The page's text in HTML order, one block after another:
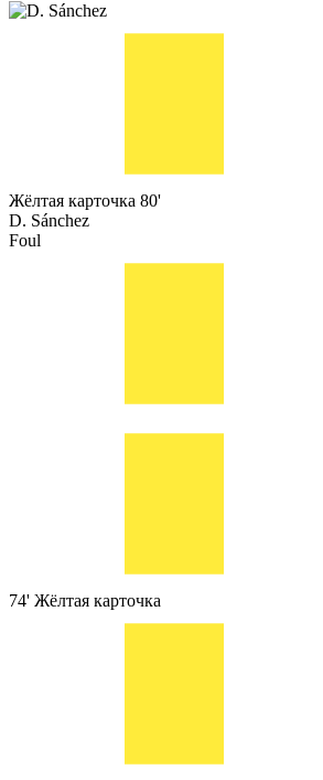
Жёлтая карточка 80'
D. Sánchez
Foul
74' Жёлтая карточка